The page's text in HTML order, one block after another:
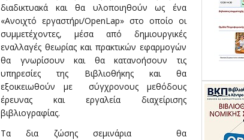
διαδικτυακά και θα υλοποιηθούν ως ένα
«Ανοιχτό εργαστήρι/OpenLap» στο οποίο οι
συμμετέχοντες, μέσα από δημιουργικές
εναλλαγές θεωρίας και πρακτικών εφαρμογών
θα γνωρίσουν και θα κατανοήσουν τις
υπηρεσίες της Βιβλιοθήκης και θα
εξοικειωθούν με σύγχρονους μεθόδους
έρευνας και εργαλεία διαχείρισης
βιβλιογραφίας.
Τα δια ζώσης σεμινάρια θα